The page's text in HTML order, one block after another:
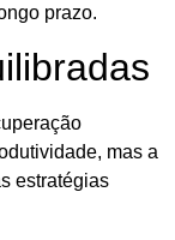
prazo.
mas a
estratégias